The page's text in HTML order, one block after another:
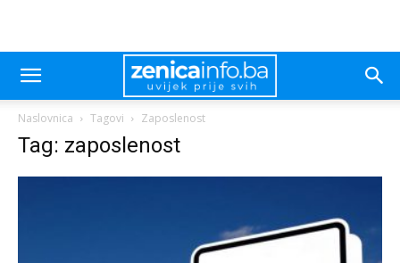
Naslovnica Tagovi Zaposlenost
Tag: zaposlenost